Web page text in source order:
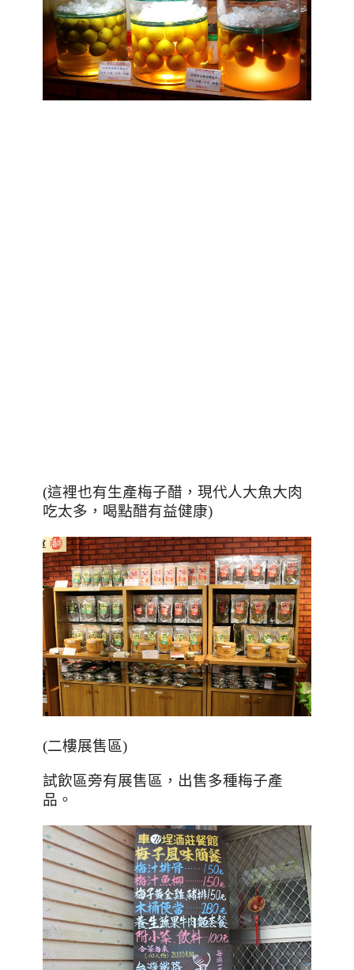
(這裡也有生產梅子醋，現代人大魚大肉
吃太多，喝點醋有益健康)
(二樓展售區)
試飲區旁有展售區，出售多種梅子產
品。